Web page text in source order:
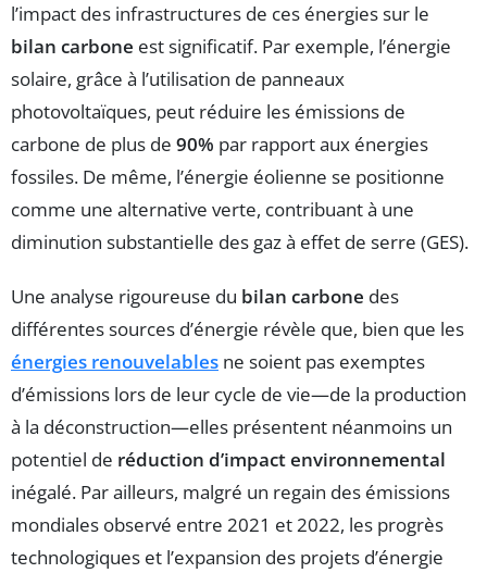
l’impact des infrastructures de ces énergies sur le
bilan carbone est significatif. Par exemple, l’énergie
solaire, grâce à l’utilisation de panneaux
photovoltaïques, peut réduire les émissions de
carbone de plus de 90% par rapport aux énergies
fossiles. De même, l’énergie éolienne se positionne
comme une alternative verte, contribuant à une
diminution substantielle des gaz à effet de serre (GES).
Une analyse rigoureuse du bilan carbone des
différentes sources d’énergie révèle que, bien que les
énergies renouvelables ne soient pas exemptes
d’émissions lors de leur cycle de vie—de la production
à la déconstruction—elles présentent néanmoins un
potentiel de réduction d’impact environnemental
inégalé. Par ailleurs, malgré un regain des émissions
mondiales observé entre 2021 et 2022, les progrès
technologiques et l’expansion des projets d’énergie